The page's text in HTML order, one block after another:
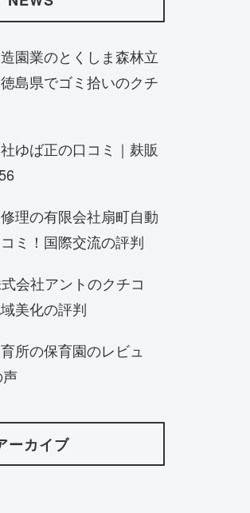
園業のとくしま森林立
島県でゴミ拾いのクチ
ゆば正の口コミ｜麸販
理の有限会社扇町自動
ミ！国際交流の評判
会社アントのクチコ
美化の評判
所の保育園のレビュ
ーカイブ